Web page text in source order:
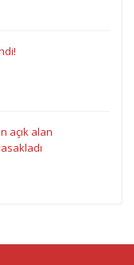
açık alan